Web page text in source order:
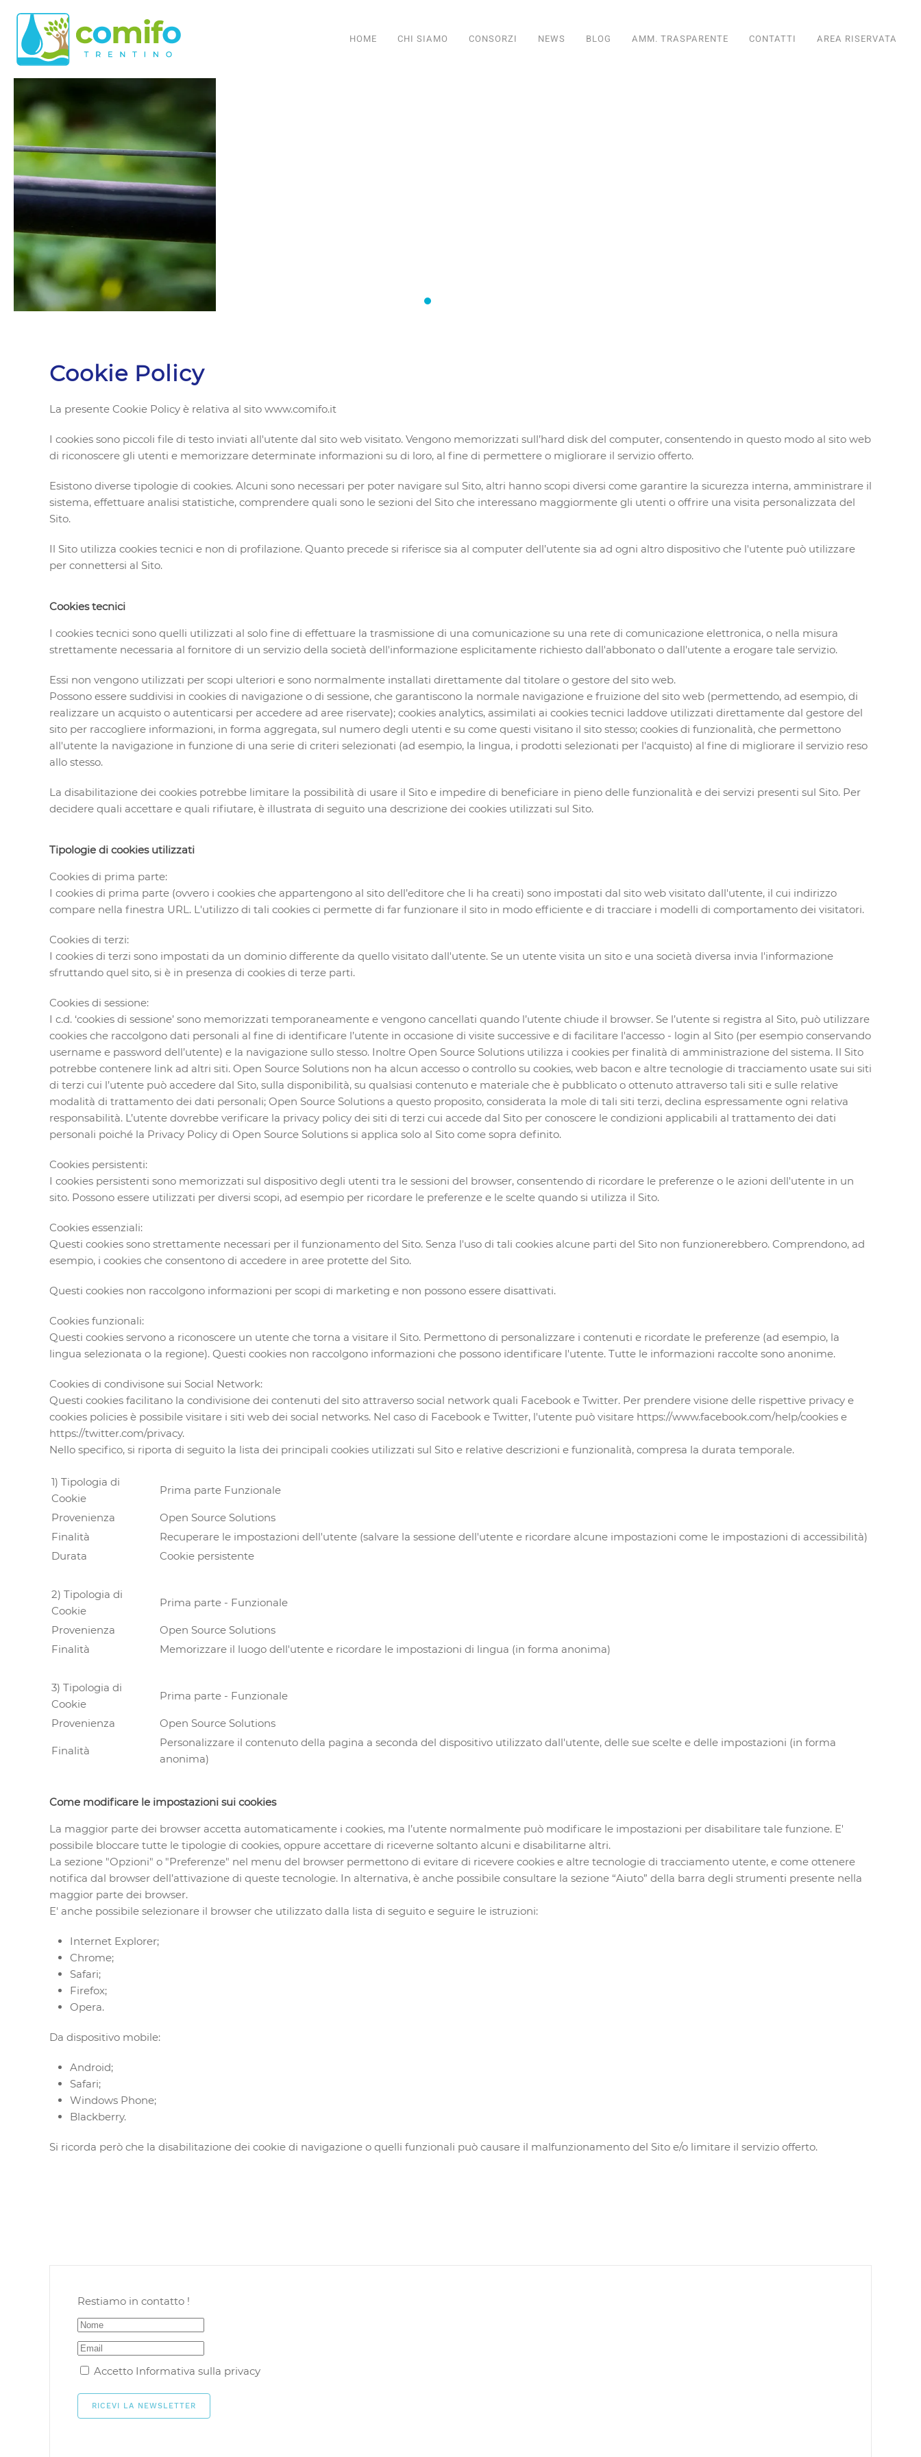
Skip to main content
HOME CHI SIAMO CONSORZI NEWS BLOG AMM. TRASPARENTE CONTATTI AREA RISERVATA
Comifo Trentino
DA OLTRE 40 ANNI, RAPPRESENTANZA E SERVIZI PER TUTTI I CONSORZI
Consorzi irrigui e di miglioramento fondiario
Cookie Policy
La presente Cookie Policy è relativa al sito www.comifo.it
I cookies sono piccoli file di testo inviati all'utente dal sito web visitato. Vengono memorizzati sull’hard disk del computer, consentendo in questo modo al sito web
di riconoscere gli utenti e memorizzare determinate informazioni su di loro, al fine di permettere o migliorare il servizio offerto.
Esistono diverse tipologie di cookies. Alcuni sono necessari per poter navigare sul Sito, altri hanno scopi diversi come garantire la sicurezza interna, amministrare il
sistema, effettuare analisi statistiche, comprendere quali sono le sezioni del Sito che interessano maggiormente gli utenti o offrire una visita personalizzata del
Sito.
Il Sito utilizza cookies tecnici e non di profilazione. Quanto precede si riferisce sia al computer dell’utente sia ad ogni altro dispositivo che l'utente può utilizzare
per connettersi al Sito.
Cookies tecnici
I cookies tecnici sono quelli utilizzati al solo fine di effettuare la trasmissione di una comunicazione su una rete di comunicazione elettronica, o nella misura
strettamente necessaria al fornitore di un servizio della società dell'informazione esplicitamente richiesto dall'abbonato o dall'utente a erogare tale servizio.
Essi non vengono utilizzati per scopi ulteriori e sono normalmente installati direttamente dal titolare o gestore del sito web.
Possono essere suddivisi in cookies di navigazione o di sessione, che garantiscono la normale navigazione e fruizione del sito web (permettendo, ad esempio, di
realizzare un acquisto o autenticarsi per accedere ad aree riservate); cookies analytics, assimilati ai cookies tecnici laddove utilizzati direttamente dal gestore del
sito per raccogliere informazioni, in forma aggregata, sul numero degli utenti e su come questi visitano il sito stesso; cookies di funzionalità, che permettono
all'utente la navigazione in funzione di una serie di criteri selezionati (ad esempio, la lingua, i prodotti selezionati per l'acquisto) al fine di migliorare il servizio reso
allo stesso.
La disabilitazione dei cookies potrebbe limitare la possibilità di usare il Sito e impedire di beneficiare in pieno delle funzionalità e dei servizi presenti sul Sito. Per
decidere quali accettare e quali rifiutare, è illustrata di seguito una descrizione dei cookies utilizzati sul Sito.
Tipologie di cookies utilizzati
Cookies di prima parte:
I cookies di prima parte (ovvero i cookies che appartengono al sito dell’editore che li ha creati) sono impostati dal sito web visitato dall'utente, il cui indirizzo
compare nella finestra URL. L'utilizzo di tali cookies ci permette di far funzionare il sito in modo efficiente e di tracciare i modelli di comportamento dei visitatori.
Cookies di terzi:
I cookies di terzi sono impostati da un dominio differente da quello visitato dall'utente. Se un utente visita un sito e una società diversa invia l'informazione
sfruttando quel sito, si è in presenza di cookies di terze parti.
Cookies di sessione:
I c.d. ‘cookies di sessione’ sono memorizzati temporaneamente e vengono cancellati quando l’utente chiude il browser. Se l’utente si registra al Sito, può utilizzare
cookies che raccolgono dati personali al fine di identificare l’utente in occasione di visite successive e di facilitare l'accesso - login al Sito (per esempio conservando
username e password dell’utente) e la navigazione sullo stesso. Inoltre Open Source Solutions utilizza i cookies per finalità di amministrazione del sistema. Il Sito
potrebbe contenere link ad altri siti. Open Source Solutions non ha alcun accesso o controllo su cookies, web bacon e altre tecnologie di tracciamento usate sui siti
di terzi cui l’utente può accedere dal Sito, sulla disponibilità, su qualsiasi contenuto e materiale che è pubblicato o ottenuto attraverso tali siti e sulle relative
modalità di trattamento dei dati personali; Open Source Solutions a questo proposito, considerata la mole di tali siti terzi, declina espressamente ogni relativa
responsabilità. L’utente dovrebbe verificare la privacy policy dei siti di terzi cui accede dal Sito per conoscere le condizioni applicabili al trattamento dei dati
personali poiché la Privacy Policy di Open Source Solutions si applica solo al Sito come sopra definito.
Cookies persistenti:
I cookies persistenti sono memorizzati sul dispositivo degli utenti tra le sessioni del browser, consentendo di ricordare le preferenze o le azioni dell'utente in un
sito. Possono essere utilizzati per diversi scopi, ad esempio per ricordare le preferenze e le scelte quando si utilizza il Sito.
Cookies essenziali:
Questi cookies sono strettamente necessari per il funzionamento del Sito. Senza l'uso di tali cookies alcune parti del Sito non funzionerebbero. Comprendono, ad
esempio, i cookies che consentono di accedere in aree protette del Sito.
Questi cookies non raccolgono informazioni per scopi di marketing e non possono essere disattivati.
Cookies funzionali:
Questi cookies servono a riconoscere un utente che torna a visitare il Sito. Permettono di personalizzare i contenuti e ricordate le preferenze (ad esempio, la
lingua selezionata o la regione). Questi cookies non raccolgono informazioni che possono identificare l'utente. Tutte le informazioni raccolte sono anonime.
Cookies di condivisone sui Social Network:
Questi cookies facilitano la condivisione dei contenuti del sito attraverso social network quali Facebook e Twitter. Per prendere visione delle rispettive privacy e
cookies policies è possibile visitare i siti web dei social networks. Nel caso di Facebook e Twitter, l'utente può visitare https://www.facebook.com/help/cookies e
https://twitter.com/privacy.
Nello specifico, si riporta di seguito la lista dei principali cookies utilizzati sul Sito e relative descrizioni e funzionalità, compresa la durata temporale.
1) Tipologia di
Cookie
Prima parte Funzionale
Provenienza
Open Source Solutions
Finalità
Recuperare le impostazioni dell'utente (salvare la sessione dell'utente e ricordare alcune impostazioni come le impostazioni di accessibilità)
Durata
Cookie persistente
2) Tipologia di
Cookie
Prima parte - Funzionale
Provenienza
Open Source Solutions
Finalità
Memorizzare il luogo dell'utente e ricordare le impostazioni di lingua (in forma anonima)
3) Tipologia di
Cookie
Prima parte - Funzionale
Provenienza Open Source Solutions
Finalità
Personalizzare il contenuto della pagina a seconda del dispositivo utilizzato dall'utente, delle sue scelte e delle impostazioni (in forma
anonima)
Come modificare le impostazioni sui cookies
La maggior parte dei browser accetta automaticamente i cookies, ma l’utente normalmente può modificare le impostazioni per disabilitare tale funzione. E'
possibile bloccare tutte le tipologie di cookies, oppure accettare di riceverne soltanto alcuni e disabilitarne altri.
La sezione "Opzioni" o "Preferenze" nel menu del browser permettono di evitare di ricevere cookies e altre tecnologie di tracciamento utente, e come ottenere
notifica dal browser dell’attivazione di queste tecnologie. In alternativa, è anche possibile consultare la sezione “Aiuto” della barra degli strumenti presente nella
maggior parte dei browser.
E' anche possibile selezionare il browser che utilizzato dalla lista di seguito e seguire le istruzioni:
Internet Explorer;
Chrome;
Safari;
Firefox;
Opera.
Da dispositivo mobile:
Android;
Safari;
Windows Phone;
Blackberry.
Si ricorda però che la disabilitazione dei cookie di navigazione o quelli funzionali può causare il malfunzionamento del Sito e/o limitare il servizio offerto.
Restiamo in contatto !
Accetto Informativa sulla privacy